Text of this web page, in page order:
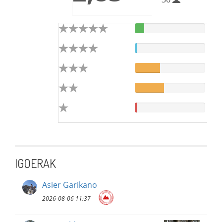
IGOERAK
Asier Garikano
2026-08-06 11:37